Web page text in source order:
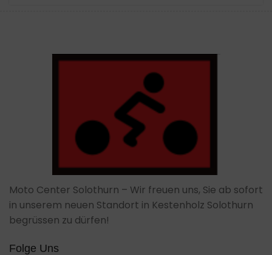
Moto Center Solothurn – Wir freuen uns, Sie ab sofort
in unserem neuen Standort in Kestenholz Solothurn
begrüssen zu dürfen!
Folge Uns